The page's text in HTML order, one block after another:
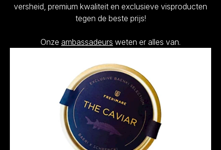
versheid, premium kwaliteit en exclusieve visproducten
tegen de beste prijs!
Onze ambassadeurs weten er alles van.